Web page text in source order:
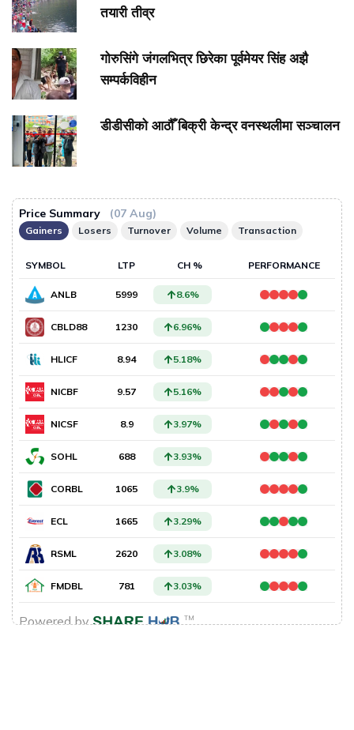
तयारी तीव्र
गोरुसिंगे जंगलभित्र छिरेका पूर्वमेयर सिंह अझै
सम्पर्कविहीन
डीडीसीको आठौँ बिक्री केन्द्र वनस्थलीमा सञ्चालन